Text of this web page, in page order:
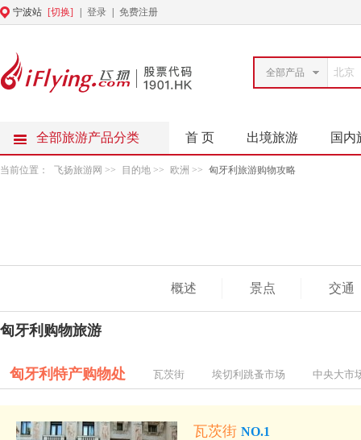
宁波站 [切换] 登录 免费注册
全部产品
全部旅游产品分类 首 页 出境旅游 国内
当前位置： 飞扬旅游网 >> 目的地 >> 欧洲 >> 匈牙利旅游购物攻略
概述 景点 交通
匈牙利购物旅游
匈牙利特产购物处 瓦茨街 埃切利跳蚤市场 中央大市
瓦茨街 NO.1